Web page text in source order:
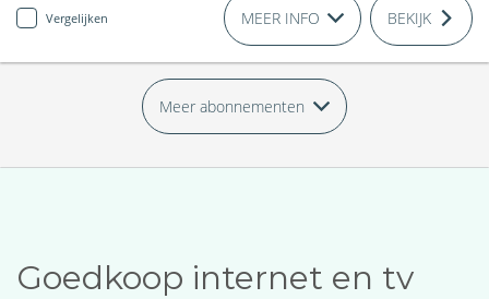
Vergelijken MEER INFO BEKIJK
Meer abonnementen
Goedkoop internet en tv